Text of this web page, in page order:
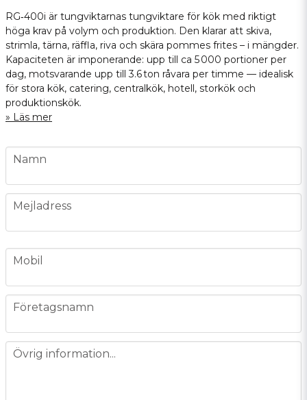
RG‑400i är tungviktarnas tungviktare för kök med riktigt
höga krav på volym och produktion. Den klarar att skiva,
strimla, tärna, räffla, riva och skära pommes frites – i mängder.
Kapaciteten är imponerande: upp till ca 5 000 portioner per
dag, motsvarande upp till 3.6 ton råvara per timme — idealisk
för stora kök, catering, centralkök, hotell, storkök och
produktionskök.
Läs mer
name
Namn
email
Mejladress
phone
Mobil
company
Företagsnamn
message
Övrig information...